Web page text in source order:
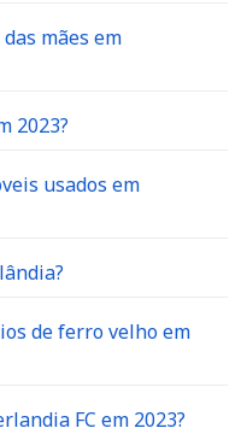
mães em
2023?
usados em
de ferro velho em
FC em 2023?